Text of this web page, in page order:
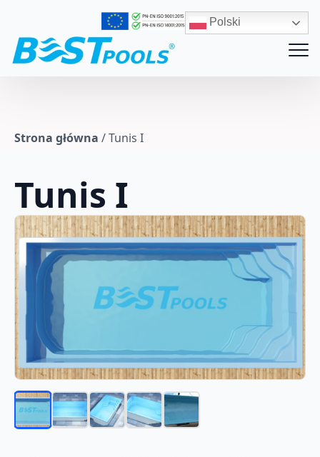
Polski
Strona główna /Tunis I
Tunis I